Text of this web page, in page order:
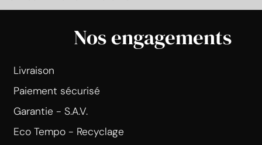
Nos engagements
Livraison
Paiement sécurisé
Garantie - S.A.V.
Eco Tempo - Recyclage